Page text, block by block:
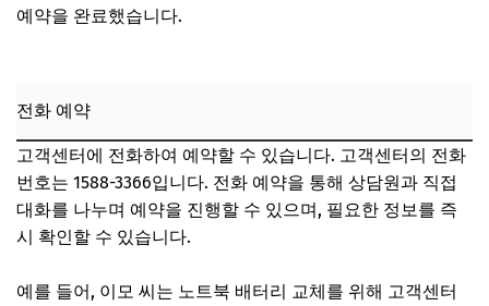
예약을 완료했습니다.
전화 예약
고객센터에 전화하여 예약할 수 있습니다. 고객센터의 전화
번호는 1588-3366입니다. 전화 예약을 통해 상담원과 직접
대화를 나누며 예약을 진행할 수 있으며, 필요한 정보를 즉
시 확인할 수 있습니다.
예를 들어, 이모 씨는 노트북 배터리 교체를 위해 고객센터